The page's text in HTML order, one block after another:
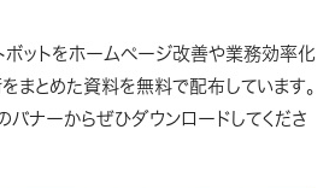
ボットをホームページ改善や業務効率化
まとめた資料を無料で配布しています。
バナーからぜひダウンロードしてくださ